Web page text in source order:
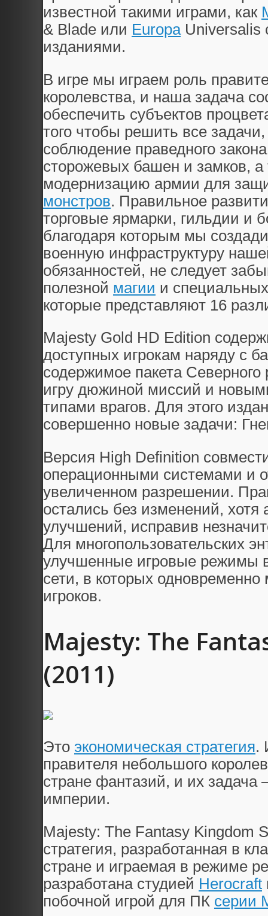
известной такими играми, как
& Blade или EuropaUniversalis
изданиями.
В игре мы играем роль
королевства, и наша задача
обеспечить субъектов
того чтобы решить все
соблюдение праведного
сторожевых башен и замков, а
модернизацию армии для
монстров. Правильное
торговые ярмарки, гильдии и
благодаря которым мы
военную инфраструктуру
обязанностей, не следует
полезной магии и
которые представляют 16
Majesty Gold HD Edition
доступных игрокам наряду с
содержимое пакета
игру дюжиной миссий и
типами врагов. Для этого
совершенно новые задачи:
Версия High Definition
операционными системами и
увеличенном разрешении.
остались без изменений,
улучшений, исправив
Для многопользовательских
улучшенные игровые режимы
сети, в которых одновременно
игроков.
Majesty: The
(2011)
Это экономическая стратегия.
правителя небольшого
стране фантазий, и их задача
империи.
Majesty: The Fantasy Kingdom
стратегия, разработанная в
стране и играемая в режиме
разработана студией Herocraft
побочной игрой для ПК серии